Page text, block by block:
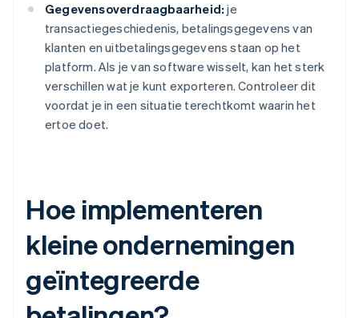
Gegevensoverdraagbaarheid: je
transactiegeschiedenis, betalingsgegevens van
klanten en uitbetalingsgegevens staan op het
platform. Als je van software wisselt, kan het sterk
verschillen wat je kunt exporteren. Controleer dit
voordat je in een situatie terechtkomt waarin het
ertoe doet.
Hoe implementeren
kleine ondernemingen
geïntegreerde